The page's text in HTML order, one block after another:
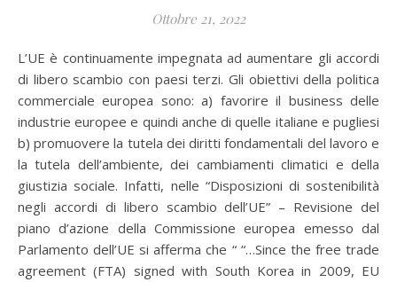
Ottobre 21, 2022
L’UE è continuamente impegnata ad aumentare gli accordi
di libero scambio con paesi terzi. Gli obiettivi della politica
commerciale europea sono: a) favorire il business delle
industrie europee e quindi anche di quelle italiane e pugliesi
b) promuovere la tutela dei diritti fondamentali del lavoro e
la tutela dell’ambiente, dei cambiamenti climatici e della
giustizia sociale. Infatti, nelle “Disposizioni di sostenibilità
negli accordi di libero scambio dell’UE” – Revisione del
piano d’azione della Commissione europea emesso dal
Parlamento dell’UE si afferma che “ “…Since the free trade
agreement (FTA) signed with South Korea in 2009, EU